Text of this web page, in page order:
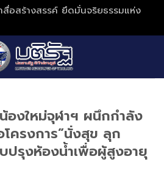
อสร้างสรรค์ ยึดมั่นจริยธรรมแห่ง
องใหม่จุฬาฯ ผนึกกำลัง
ครงการ”นั่งสุข ลุก
ปรุงห้องน้ำเพื่อผู้สูงอายุ